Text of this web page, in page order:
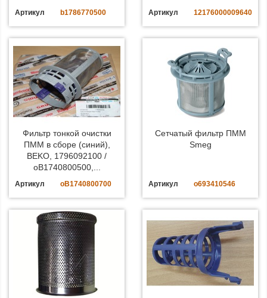
Артикул b1786770500 Артикул 12176000009640
Фильтр тонкой очистки
ПММ в сборе (синий),
BEKO, 1796092100 /
oB1740800500,...
Артикул oB1740800700
Сетчатый фильтр ПММ
Smeg
Артикул o693410546